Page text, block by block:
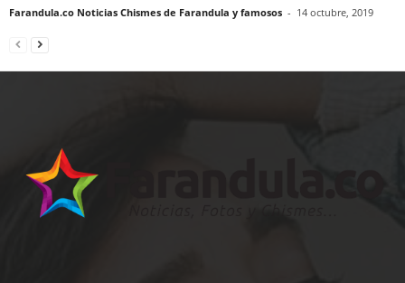
Farandula.co Noticias Chismes de Farandula y famosos - 14 octubre, 2019